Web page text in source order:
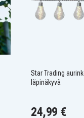
Star Trading
läpinäkyvä
24,99 €